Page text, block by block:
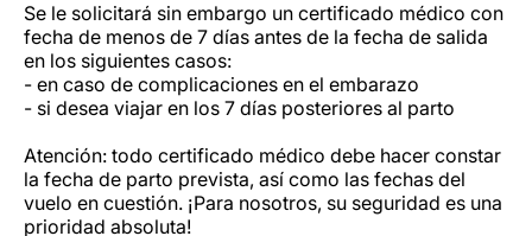
Se le solicitará sin embargo un certificado médico con
fecha de menos de 7 días antes de la fecha de salida
en los siguientes casos:
- en caso de complicaciones en el embarazo
- si desea viajar en los 7 días posteriores al parto
Atención: todo certificado médico debe hacer constar
la fecha de parto prevista, así como las fechas del
vuelo en cuestión. ¡Para nosotros, su seguridad es una
prioridad absoluta!